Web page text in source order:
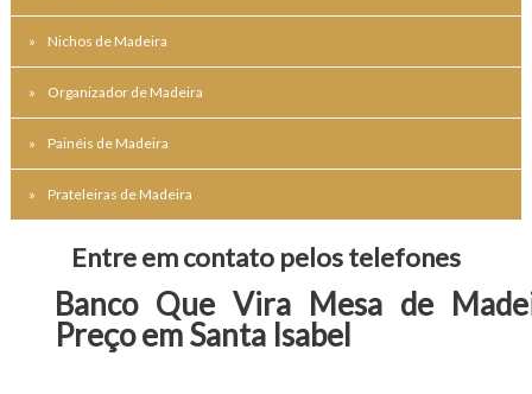
Nichos de Madeira
Organizador de Madeira
Painéis de Madeira
Prateleiras de Madeira
Entre em contato pelos telefones
Banco Que Vira Mesa de
Preço em Santa Isabel